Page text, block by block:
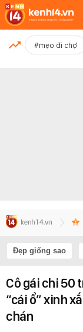
MỚI NHẤT
#mẹo đi chợ
Đẹp giống sao
Cô gái chi 50
“cái ổ” xinh
chán